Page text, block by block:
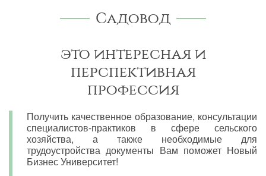
Садовод
это интересная и
перспективная
профессия
Получить качественное образование, консультации
специалистов-практиков в сфере сельского
хозяйства, а также необходимые для
трудоустройства документы Вам поможет Новый
Бизнес Университет!